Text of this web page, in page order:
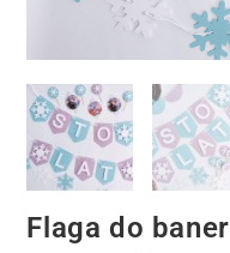
Flaga do